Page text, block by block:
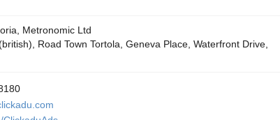
Metronomic Ltd
Road Town Tortola, Geneva Place, Waterfront Drive,